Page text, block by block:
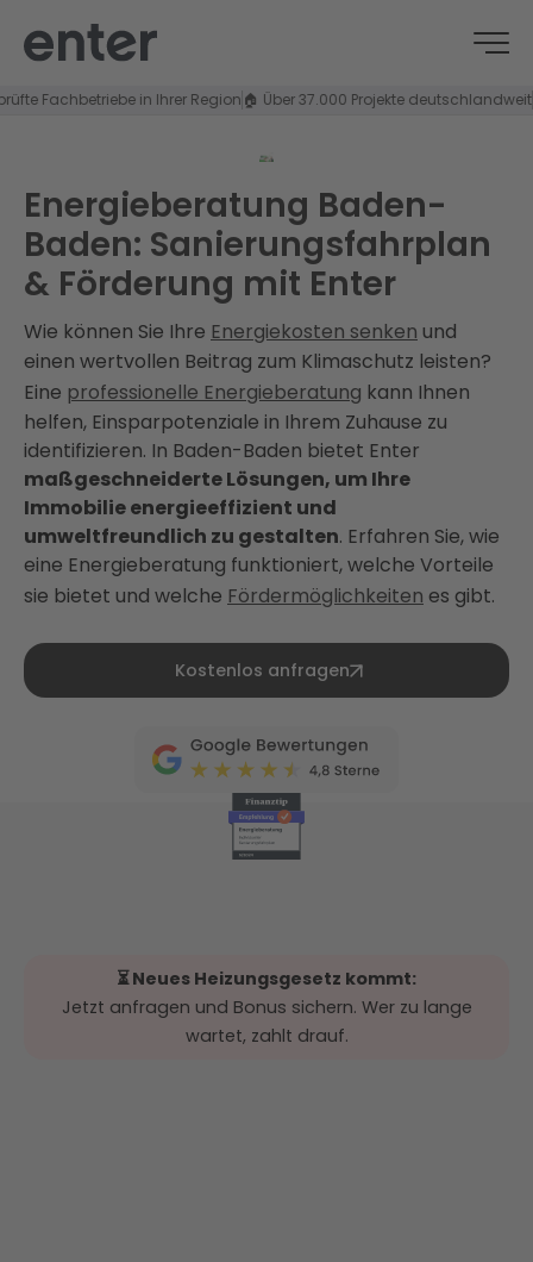
in Ihrer Region 🏠 Über 37.000 Projekte deutschlandweit⭐
Energieberatung Baden-
Baden: Sanierungsfahrplan
& Förderung mit Enter
Wie können Sie Ihre Energiekosten senken und
einen wertvollen Beitrag zum Klimaschutz leisten?
Eine professionelle Energieberatung kann Ihnen
helfen, Einsparpotenziale in Ihrem Zuhause zu
identifizieren. In Baden-Baden bietet Enter
maßgeschneiderte Lösungen, um Ihre
Immobilie energieeffizient und
umweltfreundlich zu gestalten. Erfahren Sie, wie
eine Energieberatung funktioniert, welche Vorteile
sie bietet und welche Fördermöglichkeiten es gibt.
Kostenlos anfragen
⏳ Neues Heizungsgesetz kommt:
Jetzt anfragen und Bonus sichern. Wer zu lange
wartet, zahlt drauf.